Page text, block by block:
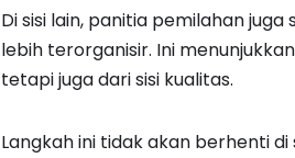
Di sisi lain, panitia pemilahan
lebih terorganisir. Ini
tetapi juga dari sisi kualitas.
Langkah ini tidak akan berhenti